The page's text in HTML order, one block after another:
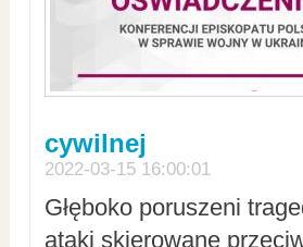
cywilnej
2022-03-15 16:00:01
Głęboko poruszeni
ataki skierowane